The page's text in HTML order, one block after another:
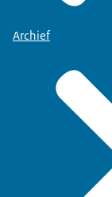
Archief